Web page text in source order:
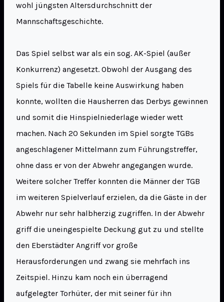
wohl jüngsten Altersdurchschnitt der
Mannschaftsgeschichte.
Das Spiel selbst war als ein sog. AK-Spiel (außer
Konkurrenz) angesetzt. Obwohl der Ausgang des
Spiels für die Tabelle keine Auswirkung haben
konnte, wollten die Hausherren das Derbys gewinnen
und somit die Hinspielniederlage wieder wett
machen. Nach 20 Sekunden im Spiel sorgte TGBs
angeschlagener Mittelmann zum Führungstreffer,
ohne dass er von der Abwehr angegangen wurde.
Weitere solcher Treffer konnten die Männer der TGB
im weiteren Spielverlauf erzielen, da die Gäste in der
Abwehr nur sehr halbherzig zugriffen. In der Abwehr
griff die uneingespielte Deckung gut zu und stellte
den Eberstädter Angriff vor große
Herausforderungen und zwang sie mehrfach ins
Zeitspiel. Hinzu kam noch ein überragend
aufgelegter Torhüter, der mit seiner für ihn